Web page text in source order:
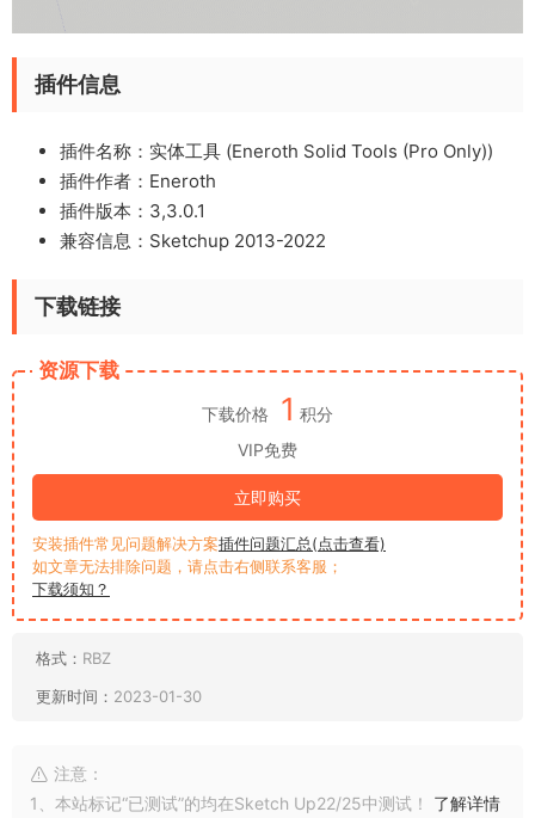
插件信息
插件名称：实体工具 (Eneroth Solid Tools (Pro Only))
插件作者：Eneroth
插件版本：3,3.0.1
兼容信息：Sketchup 2013-2022
下载链接
资源下载
下载价格 1 积分
VIP免费
立即购买
安装插件常见问题解决方案插件问题汇总(点击查看)
如文章无法排除问题，请点击右侧联系客服；
下载须知？
格式： RBZ
更新时间： 2023-01-30
注意：
1、本站标记“已测试”的均在Sketch Up22/25中测试！ 了解详情